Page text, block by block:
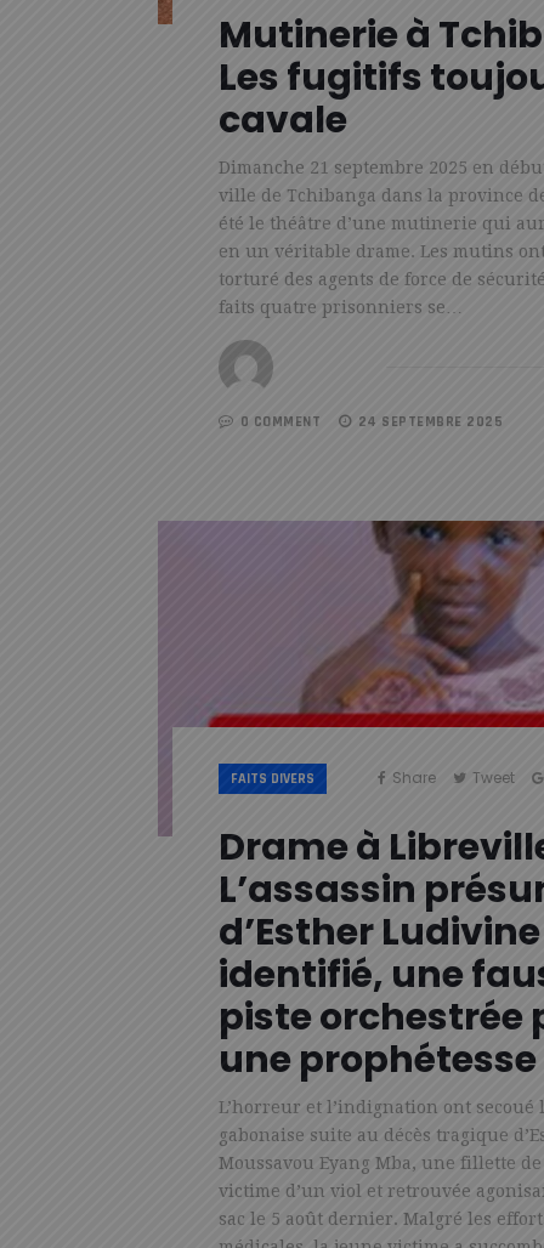
Mutinerie à
Les fugitifs
cavale
Dimanche 21 septembre 2025 en
ville de Tchibanga dans la province
été le théâtre d’une mutinerie qui
en un véritable drame. Les mutins
torturé des agents de force de
faits quatre prisonniers se…
0 COMMENT 24 SEPTEMBRE 2025
FAITS DIVERS Share Tweet
Drame à
L’assassin
d’Esther Ludivine
identifié, une
piste orchestrée
une prophétesse
L’horreur et l’indignation ont secoué
gabonaise suite au décès tragique
Moussavou Eyang Mba, une fillette de
victime d’un viol et retrouvée
sac le 5 août dernier. Malgré les